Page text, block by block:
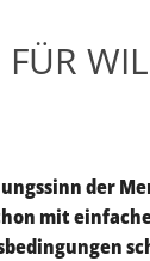
FÜR
der
mit